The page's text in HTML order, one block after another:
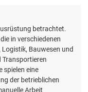
betrachtet.
in verschiedenen
Bauwesen und
Transportieren
spielen eine
der betrieblichen
Arbeit